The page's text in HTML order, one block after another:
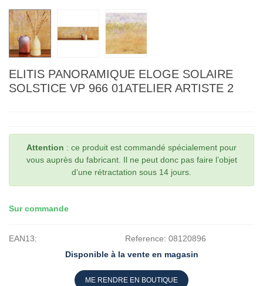
ELITIS PANORAMIQUE ELOGE SOLAIRE
SOLSTICE VP 966 01ATELIER ARTISTE 2
Attention : ce produit est commandé spécialement pour
vous auprès du fabricant. Il ne peut donc pas faire l’objet
d’une rétractation sous 14 jours.
Sur commande
EAN13: Reference: 08120896
Disponible à la vente en magasin
ME RENDRE EN BOUTIQUE